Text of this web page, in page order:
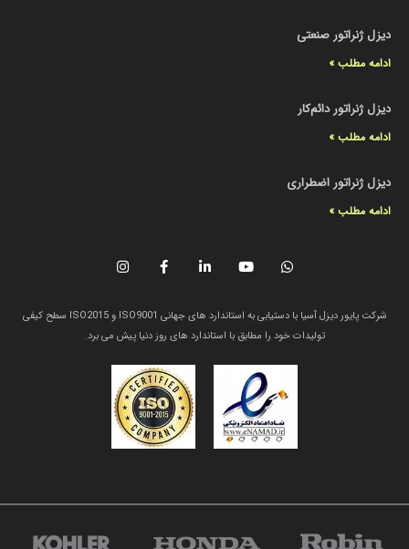
دیزل ژنراتور صنعتی
ادامه مطلب »
دیزل ژنراتور دائم‌کار
ادامه مطلب »
دیزل ژنراتور اضطراری
ادامه مطلب »
شرکت پایور دیزل آسیا با دستیابی به استاندارد های جهانی ISO9001 و ISO2015 سطح کیفی
تولیدات خود را مطابق با استاندارد های روز دنیا پیش می برد.